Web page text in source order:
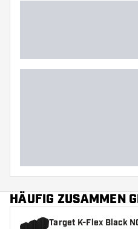
HÄUFIG ZUSAMMEN
Target K-Flex Black